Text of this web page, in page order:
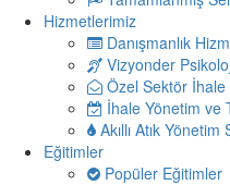
Hizmetlerimiz
Danışmanlık
Vizyonder
Özel Sektör İhale
İhale Yönetim ve
Akıllı Atık Yönetim
Eğitimler
Popüler Eğitimler